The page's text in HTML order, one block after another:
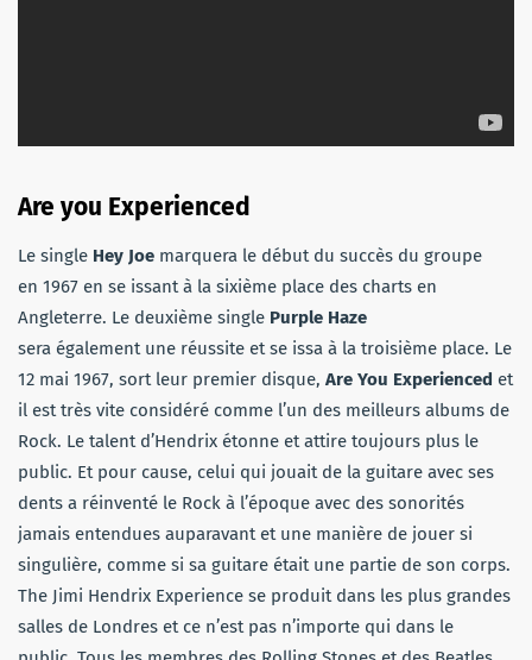
Are you Experienced
Le single Hey Joe marquera le début du succès du groupe
en 1967 en se issant à la sixième place des charts en
Angleterre. Le deuxième single Purple Haze
sera également une réussite et se issa à la troisième place. Le
12 mai 1967, sort leur premier disque, Are You Experienced et
il est très vite considéré comme l’un des meilleurs albums de
Rock. Le talent d’Hendrix étonne et attire toujours plus le
public. Et pour cause, celui qui jouait de la guitare avec ses
dents a réinventé le Rock à l’époque avec des sonorités
jamais entendues auparavant et une manière de jouer si
singulière, comme si sa guitare était une partie de son corps.
The Jimi Hendrix Experience se produit dans les plus grandes
salles de Londres et ce n’est pas n’importe qui dans le